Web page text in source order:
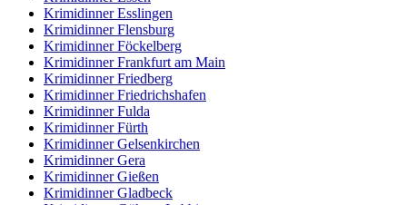
Krimidinner Esslingen
Krimidinner Flensburg
Krimidinner Föckelberg
Krimidinner Frankfurt am Main
Krimidinner Friedberg
Krimidinner Friedrichshafen
Krimidinner Fulda
Krimidinner Fürth
Krimidinner Gelsenkirchen
Krimidinner Gera
Krimidinner Gießen
Krimidinner Gladbeck